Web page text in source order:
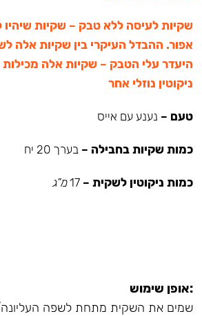
שקיות לעיסה ללא טבק – שקיות שיהיו
אפור. ההבדל העיקרי בין שקיות אלה
היעדר עלי הטבק – שקיות אלה מכילות
ניקוטין נוזלי אחר
טעם – נענע עם אייס
כמות שקיות בחבילה – בערך 20 יח
כמות ניקוטין לשקית – 17 מ”ג
:אופן שימוש
שמים את השקית מתחת לשפה